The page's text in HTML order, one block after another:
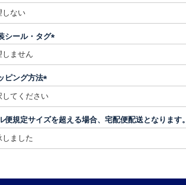
)
シール・タグ
)
ピング方法
須
)
便規定サイズを超える場合、宅配便配送となります。